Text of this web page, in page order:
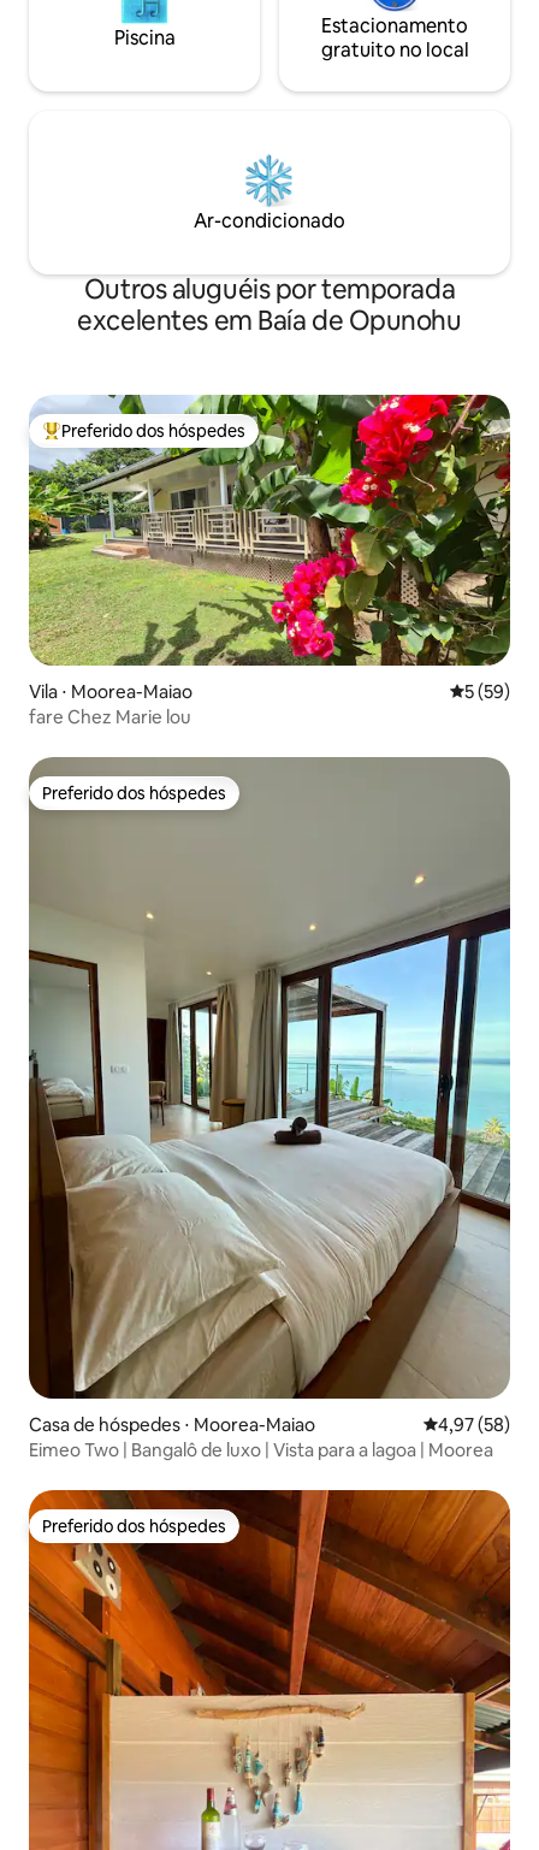
Piscina
Estacionamento
gratuito no local
Ar-condicionado
Outros aluguéis por temporada
excelentes em Baía de Opunohu
Entre os melhores preferidos dos hóspedes
Preferido dos hóspedes
Vila ⋅ Moorea-Maiao 5 de uma
5 (59)
fare Chez Marie lou
Preferido dos hóspedes
Preferido dos hóspedes
Casa de hóspedes ⋅ Moorea-Maiao 4,97 de uma
4,97 (58)
Eimeo Two | Bangalô de luxo | Vista para a lagoa | Moorea
Preferido dos hóspedes
Preferido dos hóspedes